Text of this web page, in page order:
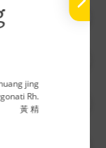
jing
Rh.
黃 精